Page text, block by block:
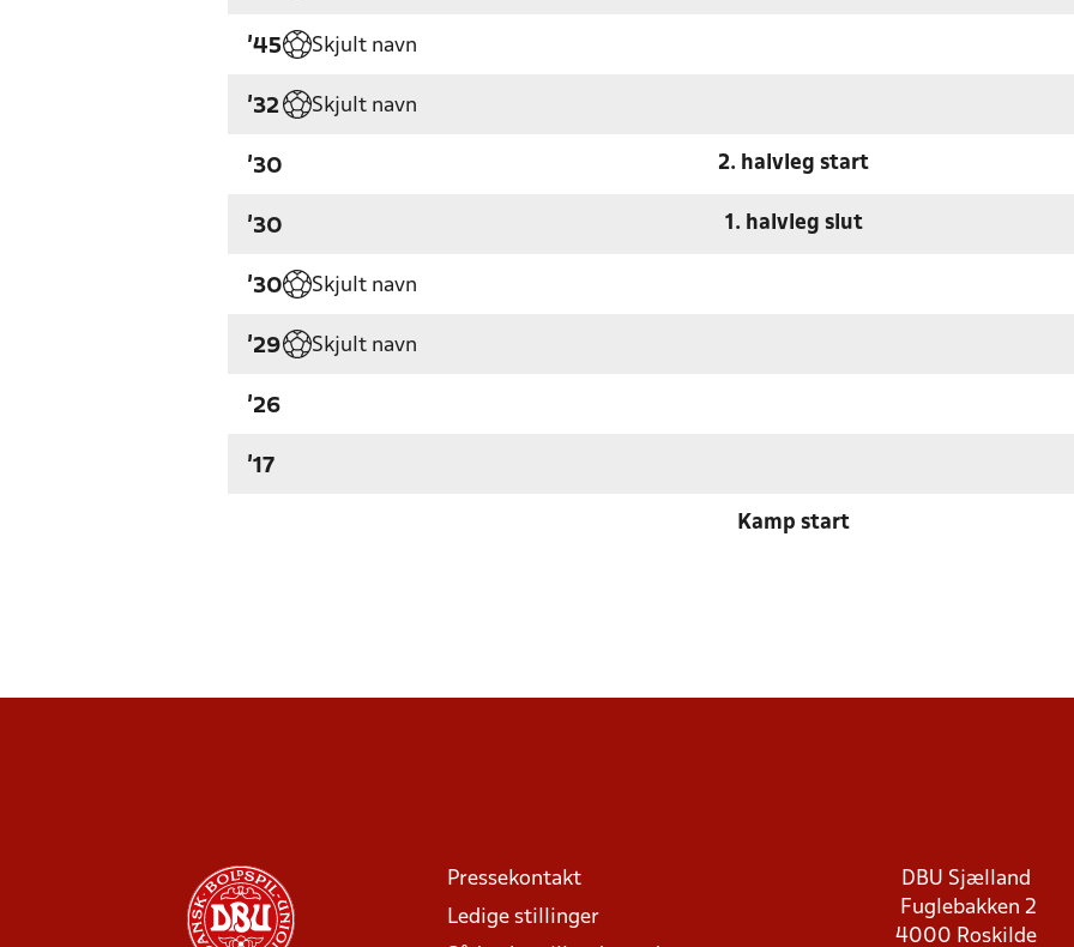
'45 Skjult navn
'32 Skjult navn
'30 2. halvleg start
'30 1. halvleg slut
'30 Skjult navn
'29 Skjult navn
'26
'17
Kamp start
Pressekontakt
Ledige stillinger
DBU Sjælland
Fuglebakken 2
4000 Roskilde